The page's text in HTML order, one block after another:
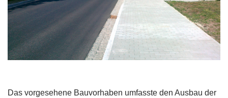
Das vorgesehene Bauvorhaben umfasste den Ausbau der